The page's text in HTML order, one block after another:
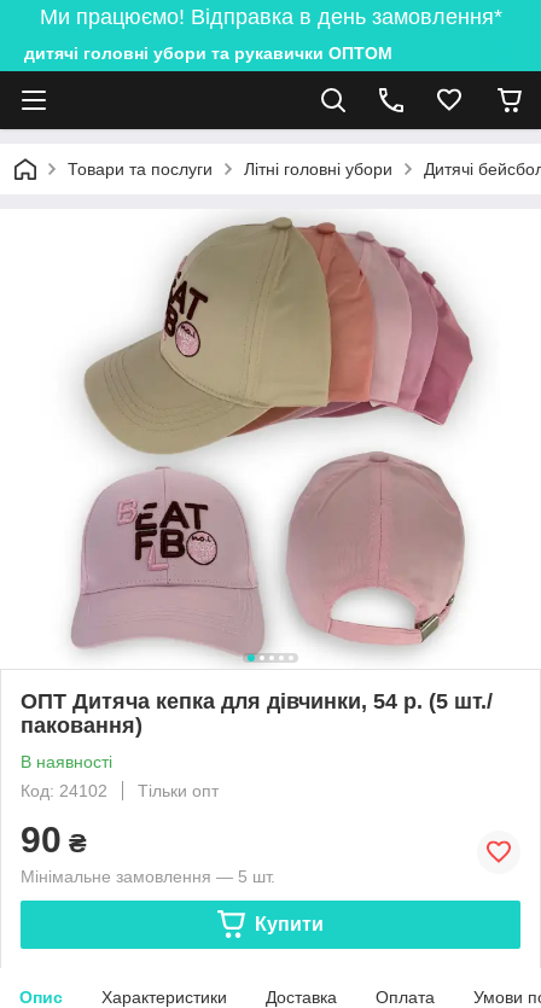
Ми працюємо! Відправка в день замовлення*
дитячі головні убори та рукавички ОПТОМ
Товари та послуги Літні головні убори Дитячі
ОПТ Дитяча кепка для дівчинки, 54 р. (5 шт./
паковання)
В наявності
Код: 24102
Тільки опт
90 ₴
Мінімальне замовлення — 5 шт.
Купити
Опис Характеристики Доставка Оплата Умови